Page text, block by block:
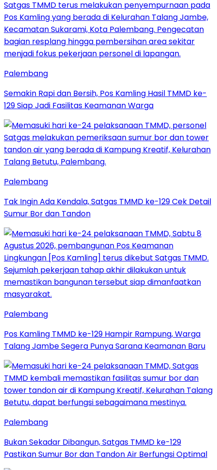
Palembang
Semakin Rapi dan Bersih, Pos Kamling Hasil TMMD ke-
129 Siap Jadi Fasilitas Keamanan Warga
Palembang
Tak Ingin Ada Kendala, Satgas TMMD ke-129 Cek Detail
Sumur Bor dan Tandon
Palembang
Pos Kamling TMMD ke-129 Hampir Rampung, Warga
Talang Jambe Segera Punya Sarana Keamanan Baru
Palembang
Bukan Sekadar Dibangun, Satgas TMMD ke-129
Pastikan Sumur Bor dan Tandon Air Berfungsi Optimal